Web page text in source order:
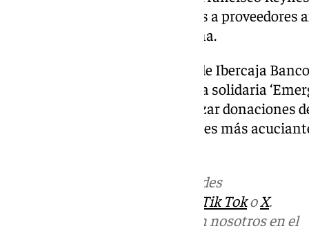
priorización y adelanto de pagos a
Valenciana y Castilla-La Mancha.
A estas acciones se suman las de Ibercaja
puesto en marcha la plataforma solidaria
iniciativa encaminada a canalizar donaciones
dirigidas a cubrir «las necesidades más
en las redes
Tik TokoX.
Puedes ponerte en contacto con nosotros en el